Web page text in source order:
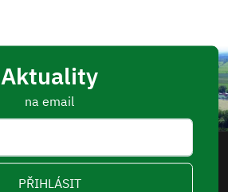
Aktuality
na email
PŘIHLÁSIT